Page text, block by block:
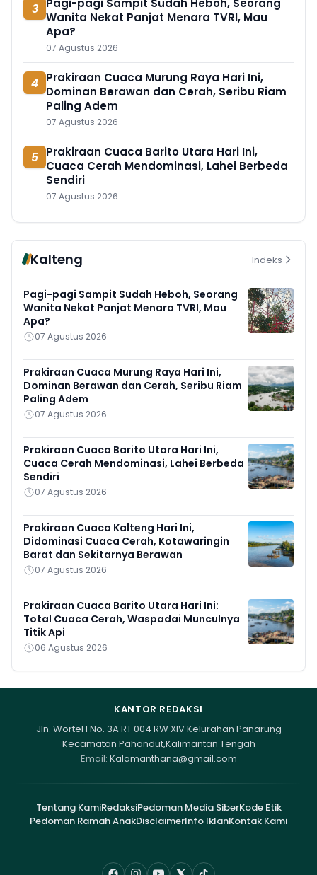
3 Pagi-pagi Sampit Sudah Heboh, Seorang
Wanita Nekat Panjat Menara TVRI, Mau
Apa?
07 Agustus 2026
4 Prakiraan Cuaca Murung Raya Hari Ini,
Dominan Berawan dan Cerah, Seribu Riam
Paling Adem
07 Agustus 2026
5 Prakiraan Cuaca Barito Utara Hari Ini,
Cuaca Cerah Mendominasi, Lahei Berbeda
Sendiri
07 Agustus 2026
Kalteng Indeks
Pagi-pagi Sampit Sudah Heboh, Seorang
Wanita Nekat Panjat Menara TVRI, Mau
Apa?
07 Agustus 2026
Prakiraan Cuaca Murung Raya Hari Ini,
Dominan Berawan dan Cerah, Seribu Riam
Paling Adem
07 Agustus 2026
Prakiraan Cuaca Barito Utara Hari Ini,
Cuaca Cerah Mendominasi, Lahei Berbeda
Sendiri
07 Agustus 2026
Prakiraan Cuaca Kalteng Hari Ini,
Didominasi Cuaca Cerah, Kotawaringin
Barat dan Sekitarnya Berawan
07 Agustus 2026
Prakiraan Cuaca Barito Utara Hari Ini:
Total Cuaca Cerah, Waspadai Munculnya
Titik Api
06 Agustus 2026
KANTOR REDAKSI
Jln. Wortel I No. 3A RT 004 RW XIV Kelurahan Panarung
Kecamatan Pahandut,Kalimantan Tengah
Email: Kalamanthana@gmail.com
Tentang KamiRedaksiPedoman Media SiberKode Etik
Pedoman Ramah AnakDisclaimerInfo IklanKontak Kami